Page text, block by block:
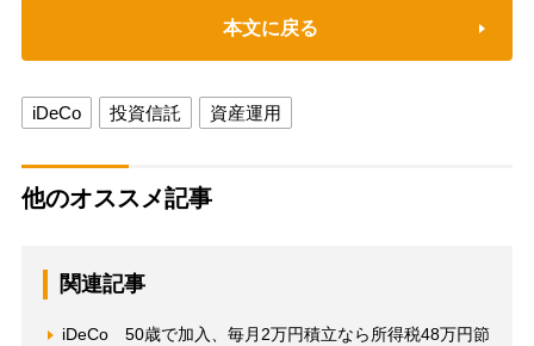
本文に戻る
iDeCo 投資信託 資産運用
他のオススメ記事
関連記事
iDeCo 50歳で加入、毎月2万円積立なら所得税48万円節